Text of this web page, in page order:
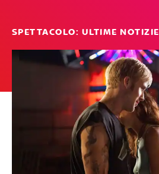
SPETTACOLO: ULTIME NOTIZIE